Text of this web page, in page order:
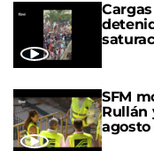
SFM
Rullán
agosto